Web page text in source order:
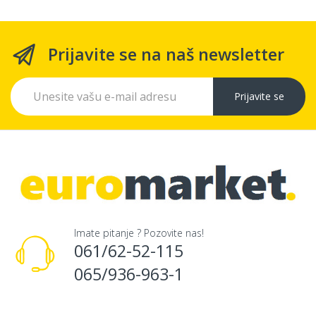
Prijavite se na naš newsletter
Prijavite se
Imate pitanje ? Pozovite nas!
061/62-52-115
065/936-963-1